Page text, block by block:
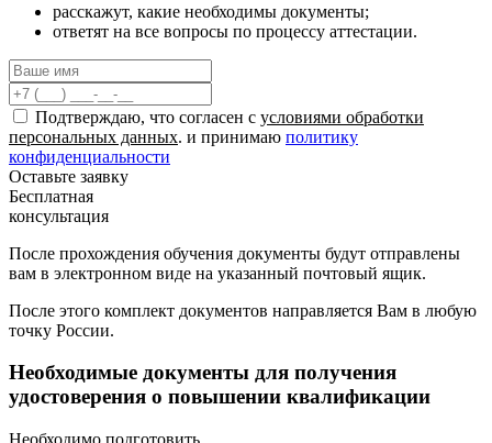
расскажут, какие необходимы документы;
ответят на все вопросы по процессу аттестации.
Подтверждаю, что согласен с условиями обработки
персональных данных. и принимаю политику
конфиденциальности
Оставьте заявку
Бесплатная
консультация
После прохождения обучения документы будут отправлены
вам в электронном виде на указанный почтовый ящик.
После этого комплект документов направляется Вам в любую
точку России.
Необходимые документы для получения
удостоверения о повышении квалификации